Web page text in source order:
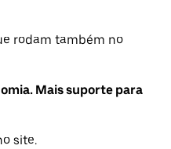
rodam também no
Mais suporte para
site.